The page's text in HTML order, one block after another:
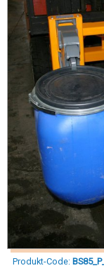
Produkt-Code: